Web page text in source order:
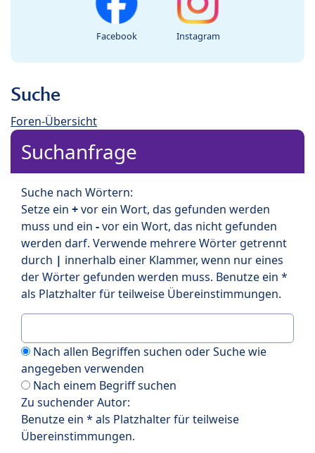
Facebook Instagram
Suche
Foren-Übersicht
Suchanfrage
Suche nach Wörtern:
Setze ein +vor ein Wort, das gefunden werden
muss und ein -vor ein Wort, das nicht gefunden
werden darf. Verwende mehrere Wörter getrennt
durch | innerhalb einer Klammer, wenn nur eines
der Wörter gefunden werden muss. Benutze ein *
als Platzhalter für teilweise Übereinstimmungen.
Nach allen Begriffen suchen oder Suche wie
angegeben verwenden
Nach einem Begriff suchen
Zu suchender Autor:
Benutze ein * als Platzhalter für teilweise
Übereinstimmungen.